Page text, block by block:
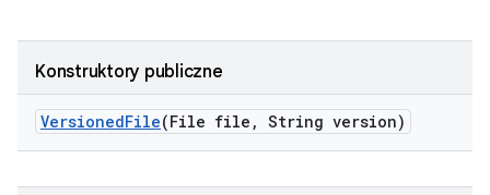
Konstruktory publiczne
VersionedFile(File file , String version)